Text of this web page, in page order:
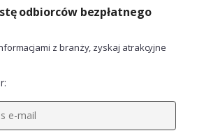
odbiorców bezpłatnego
z branży, zyskaj atrakcyjne